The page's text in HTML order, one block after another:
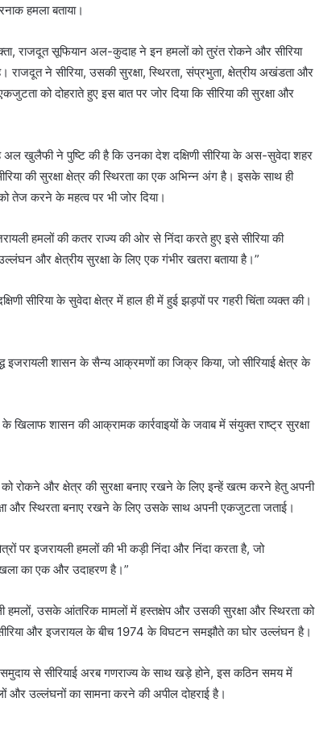
हमला बताया।
राजदूत सूफियान अल-कुदाह ने इन हमलों को तुरंत रोकने और सीरिया
राजदूत ने सीरिया, उसकी सुरक्षा, स्थिरता, संप्रभुता, क्षेत्रीय अखंडता और
को दोहराते हुए इस बात पर जोर दिया कि सीरिया की सुरक्षा और
खुलैफी ने पुष्टि की है कि उनका देश दक्षिणी सीरिया के अस-सुवेदा शहर
की सुरक्षा क्षेत्र की स्थिरता का एक अभिन्न अंग है। इसके साथ ही
तेज करने के महत्व पर भी जोर दिया।
हमलों की कतर राज्य की ओर से निंदा करते हुए इसे सीरिया की
और क्षेत्रीय सुरक्षा के लिए एक गंभीर खतरा बताया है।”
सीरिया के सुवेदा क्षेत्र में हाल ही में हुई झड़पों पर गहरी चिंता व्यक्त की।
इजरायली शासन के सैन्य आक्रमणों का जिक्र किया, जो सीरियाई क्षेत्र के
खिलाफ शासन की आक्रामक कार्रवाइयों के जवाब में संयुक्त राष्ट्र सुरक्षा
रोकने और क्षेत्र की सुरक्षा बनाए रखने के लिए इन्हें खत्म करने हेतु अपनी
और स्थिरता बनाए रखने के लिए उसके साथ अपनी एकजुटता जताई।
पर इजरायली हमलों की भी कड़ी निंदा और निंदा करता है, जो
का एक और उदाहरण है।”
हमलों, उसके आंतरिक मामलों में हस्तक्षेप और उसकी सुरक्षा और स्थिरता को
और इजरायल के बीच 1974 के विघटन समझौते का घोर उल्लंघन है।
से सीरियाई अरब गणराज्य के साथ खड़े होने, इस कठिन समय में
और उल्लंघनों का सामना करने की अपील दोहराई है।
अमेरिका का अतिरिक्त टैक्स प्रावधान, भारत
के लिए चुनौती : विदेशी मामलों के एक्सपर्ट
महेश सचदेव
ग्रीनलैंड में बिना मंजूरी तेल ड्रिलिंग की
तैयारी, ट्रंप से जुड़े अमेरिकी कारोबारी समूह